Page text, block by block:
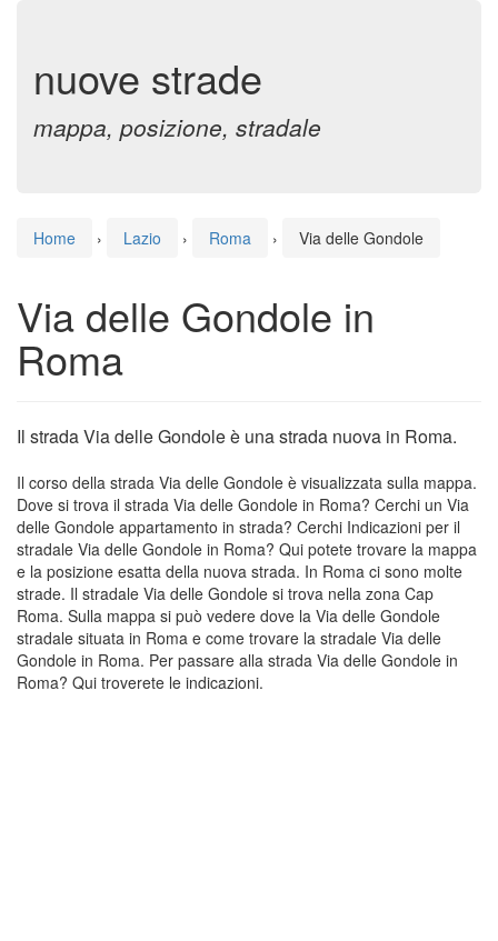
nuove strade
mappa, posizione, stradale
Home › Lazio › Roma › Via delle Gondole
Via delle Gondole in
Roma
Il strada Via delle Gondole è una strada nuova in Roma.
Il corso della strada Via delle Gondole è visualizzata sulla mappa.
Dove si trova il strada Via delle Gondole in Roma? Cerchi un Via
delle Gondole appartamento in strada? Cerchi Indicazioni per il
stradale Via delle Gondole in Roma? Qui potete trovare la mappa
e la posizione esatta della nuova strada. In Roma ci sono molte
strade. Il stradale Via delle Gondole si trova nella zona Cap
Roma. Sulla mappa si può vedere dove la Via delle Gondole
stradale situata in Roma e come trovare la stradale Via delle
Gondole in Roma. Per passare alla strada Via delle Gondole in
Roma? Qui troverete le indicazioni.